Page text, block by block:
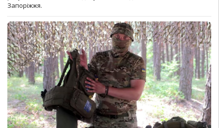
Запоріжжя.